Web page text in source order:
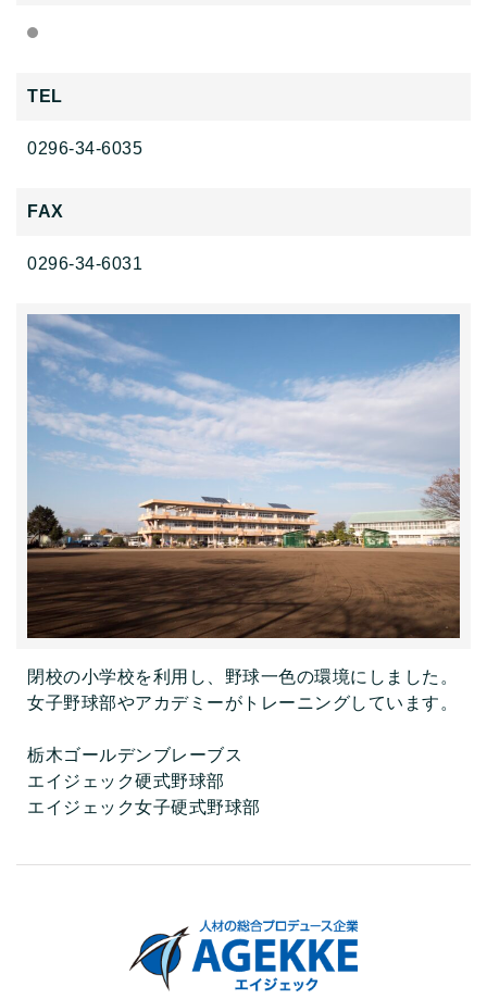
TEL
0296-34-6035
FAX
0296-34-6031
閉校の小学校を利用し、野球一色の環境にしました。
女子野球部やアカデミーがトレーニングしています。
栃木ゴールデンブレーブス
エイジェック硬式野球部
エイジェック女子硬式野球部